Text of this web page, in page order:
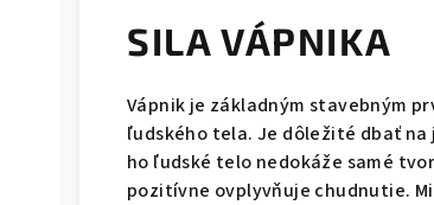
SILA VÁPNIKA
Vápnik je základným stavebným
ľudského tela. Je dôležité dbať
ho ľudské telo nedokáže samé
pozitívne ovplyvňuje chudnutie.